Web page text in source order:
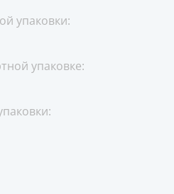
упаковки:
упаковке: